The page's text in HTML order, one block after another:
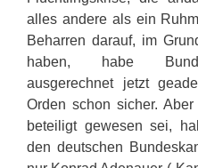
alles andere als ein
Beharren darauf, im
haben, habe
ausgerechnet jetzt
Orden schon sicher.
beteiligt gewesen sei,
den deutschen